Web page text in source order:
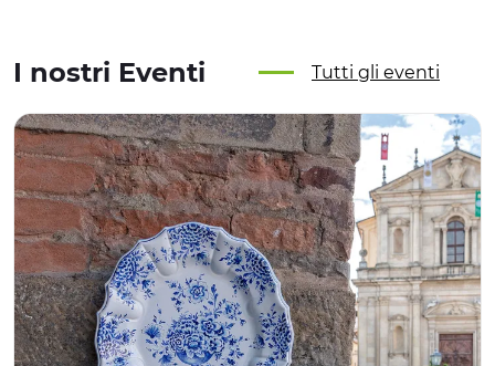
I nostri Eventi Tutti gli eventi